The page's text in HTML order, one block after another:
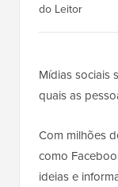
do Leitor
Mídias sociais
quais as
Com milhões
como
ideias e